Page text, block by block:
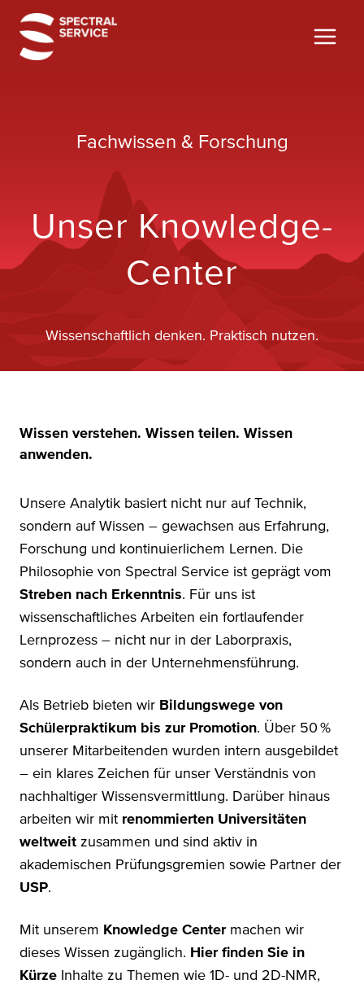
Inhalt
springen
Fachwissen & Forschung
Unser Knowledge-
Center
Wissenschaftlich denken. Praktisch nutzen.
Wissen verstehen. Wissen teilen. Wissen
anwenden.
Unsere Analytik basiert nicht nur auf Technik,
sondern auf Wissen – gewachsen aus Erfahrung,
Forschung und kontinuierlichem Lernen. Die
Philosophie von Spectral Service ist geprägt vom
Streben nach Erkenntnis. Für uns ist
wissenschaftliches Arbeiten ein fortlaufender
Lernprozess – nicht nur in der Laborpraxis,
sondern auch in der Unternehmensführung.
Als Betrieb bieten wir Bildungswege von
Schülerpraktikum bis zur Promotion. Über 50 %
unserer Mitarbeitenden wurden intern ausgebildet
– ein klares Zeichen für unser Verständnis von
nachhaltiger Wissensvermittlung. Darüber hinaus
arbeiten wir mit renommierten Universitäten
weltweit zusammen und sind aktiv in
akademischen Prüfungsgremien sowie Partner der
USP.
Mit unserem Knowledge Centermachen wir
dieses Wissen zugänglich. Hier finden Sie in
Kürze Inhalte zu Themen wie 1D- und 2D-NMR,